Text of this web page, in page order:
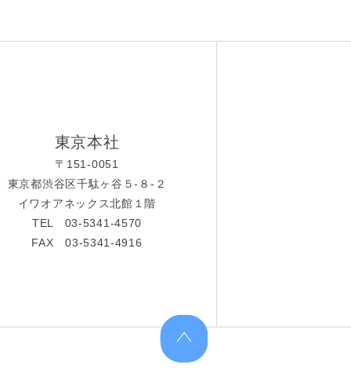
東京本社
〒151-0051
東京都渋谷区千駄ヶ谷５-８-２
イワオアネックス北館１階
TEL 03-5341-4570
FAX 03-5341-4916